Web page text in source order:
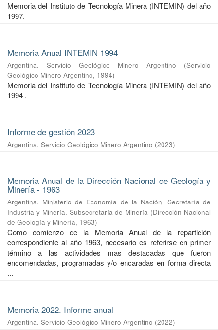
Memoria del Instituto de Tecnología Minera (INTEMIN) del año
1997.
Memoria Anual INTEMIN 1994
Argentina. Servicio Geológico Minero Argentino (Servicio
Geológico Minero Argentino, 1994)
Memoria del Instituto de Tecnología Minera (INTEMIN) del año
1994 .
Informe de gestión 2023
Argentina. Servicio Geológico Minero Argentino (2023)
Memoria Anual de la Dirección Nacional de Geología y
Minería - 1963
Argentina. Ministerio de Economía de la Nación. Secretaría de
Industria y Minería. Subsecretaría de Minería (Dirección Nacional
de Geología y Minería, 1963)
Como comienzo de la Memoria Anual de la repartición
correspondiente al año 1963, necesario es referirse en primer
término a las actividades mas destacadas que fueron
encomendadas, programadas y/o encaradas en forma directa
...
Memoria 2022. Informe anual
Argentina. Servicio Geológico Minero Argentino (2022)